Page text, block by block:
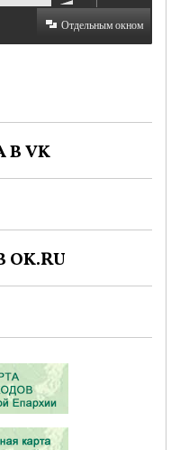
Отдельным окном
В VK